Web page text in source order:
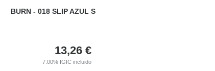
BURN - 018 SLIP AZUL S
13,26 €
7.00% IGIC incluido